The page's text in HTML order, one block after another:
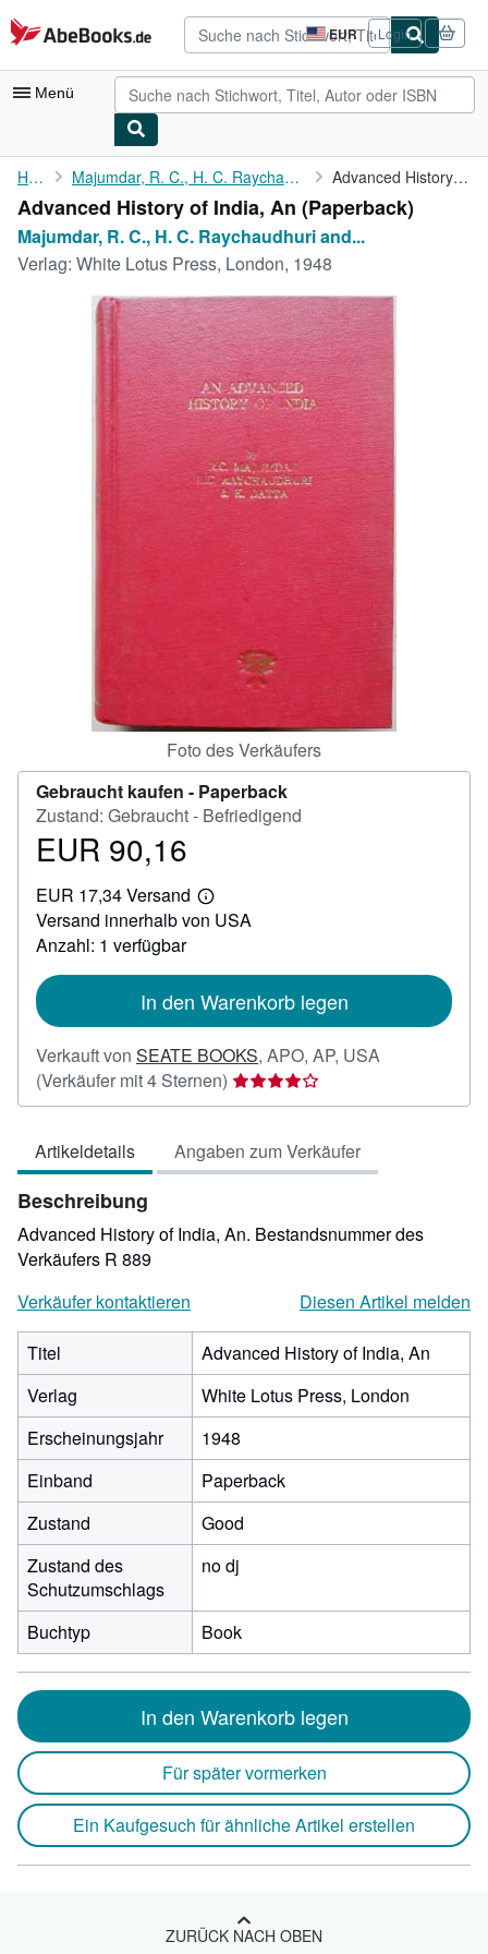
Zum Hauptinhalt
AbeBooks.de EUR
Seite
der
Einkaufseinstellungen.
Login
Menü
Nutzerkonto
Meine Bestellungen
Detailsuche
Antiquarische Bücher
Kunst & Sammlerstücke
Home Majumdar, R. C., H. C. Raychaudhuri and K. Datta Advanced History of India, An
Advanced History of India, An (Paperback)
Majumdar, R. C., H. C. Raychaudhuri and...
Verlag: White Lotus Press, London, 1948
Foto des Verkäufers
Gebraucht kaufen - Paperback
Zustand: Gebraucht - Befriedigend
Preis
90,16
EUR 90,16
EUR 17,34 Versand
Weitere
Informationen
Versand innerhalb von USA
Anzahl: 1 verfügbar
In den Warenkorb legen
Verkauft von SEATE BOOKS, APO, AP, USA
(Verkäufer mit 4 Sternen) Verkäuferbewertung
4
5
Sternen
Artikeldetails Angaben zum Verkäufer
Beschreibung
Advanced History of India, An. Bestandsnummer des
Verkäufers R 889
Verkäufer kontaktieren
Diesen Artikel melden
Titel
Advanced History of India, An
Verlag
White Lotus Press, London
Erscheinungsjahr
1948
Einband
Paperback
Zustand
Good
Zustand des
Schutzumschlags
no dj
Buchtyp Book
In den Warenkorb legen
Für später vormerken
Ein Kaufgesuch für ähnliche Artikel erstellen
ZURÜCK NACH OBEN